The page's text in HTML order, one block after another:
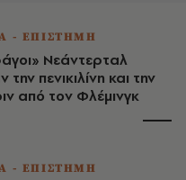
- ΕΠΙΣΤΗΜΗ
Νεάντερταλ
πενικιλίνη και την
από τον Φλέμινγκ
- ΕΠΙΣΤΗΜΗ